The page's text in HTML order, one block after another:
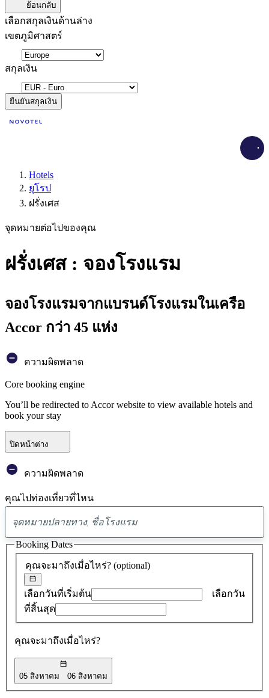
ย้อนกลับ
เลือกสกุลเงินด้านล่าง
เขตภูมิศาสตร์
สกุลเงิน
ยืนยันสกุลเงิน
Hotels
ยุโรป
ฝรั่งเศส
จุดหมายต่อไปของคุณ
ฝรั่งเศส : จองโรงแรม
จองโรงแรมจากแบรนด์โรงแรมในเครือ
Accor กว่า 45 แห่ง
ความผิดพลาด
Core booking engine
You’ll be redirected to Accor website to view available hotels and
book your stay
ปิดหน้าต่าง
ความผิดพลาด
คุณไปท่องเที่ยวที่ไหน
พบ
ข้อ
เสนอ
0
คุณจะมาถึงเมื่อไหร่? (optional)
เลือกวันที่เริ่มต้น
เลือกวัน
ที่สิ้นสุด
คุณจะมาถึงเมื่อไหร่?
05 สิงหาคม 06 สิงหาคม
Booking Dates